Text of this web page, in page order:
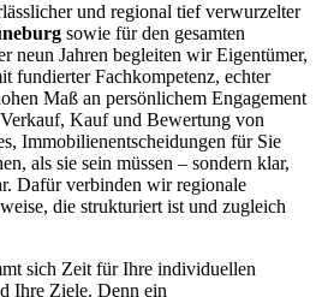
und regional tief verwurzelter
sowie für den gesamten
neun Jahren begleiten wir Eigentümer,
fundierter Fachkompetenz, echter
Maß an persönlichem Engagement
Kauf und Bewertung von
Immobilienentscheidungen für Sie
als sie sein müssen – sondern klar,
Dafür verbinden wir regionale
die strukturiert ist und zugleich
sich Zeit für Ihre individuellen
Ihre Ziele. Denn ein